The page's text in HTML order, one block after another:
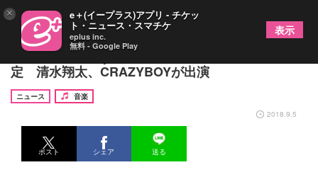
『BREAK OUT presents THE DAY』11月に開催決
定 清水翔太、CRAZYBOYが出演
ニュース
音楽
2018.9.5
ポスト シェア 送る
× e＋(イープラス)アプリ - チケッ
ト・ニュース・スマチケ
eplus inc.
無料 - Google Play
表示